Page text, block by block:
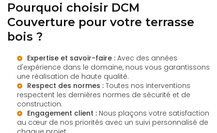
Pourquoi choisir DCM
Couverture pour votre terrasse
bois ?
Expertise et savoir-faire : Avec des années
d'expérience dans le domaine, nous vous garantissons
une réalisation de haute qualité.
Respect des normes : Toutes nos interventions
respectent les dernières normes de sécurité et de
construction.
Engagement client : Nous plaçons votre satisfaction
au cœur de nos priorités avec un suivi personnalisé de